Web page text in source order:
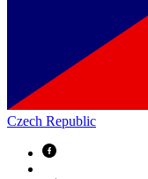
Czech Republic